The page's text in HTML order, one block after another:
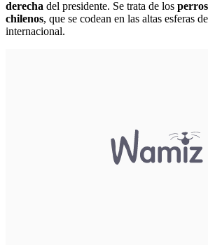
derecha del presidente. Se trata de los
chilenos, que se codean en las altas esferas
internacional.